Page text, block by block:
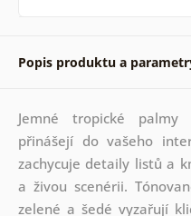
Popis produktu a
Jemné tropické palmy
přinášejí do vašeho
zachycuje detaily listů a
a živou scenérii.
zelené a šedé vyzařují